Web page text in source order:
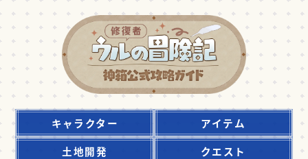
キャラクター
アイテム
土地開発
クエスト